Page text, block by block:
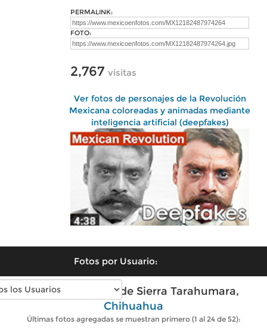
PERMALINK:
FOTO:
2,767 visitas
Ver fotos de personajes de la Revolución
Mexicana coloreadas y animadas mediante
inteligencia artificial (deepfakes)
Fotos por Usuario:
Fotos modernas de Sierra Tarahumara,
Chihuahua
Últimas fotos agregadas se muestran primero (1 al 24 de 52):